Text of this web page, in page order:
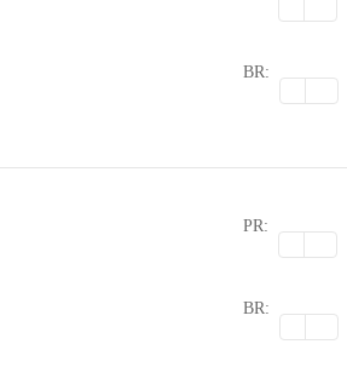
BR:
PR:
BR: